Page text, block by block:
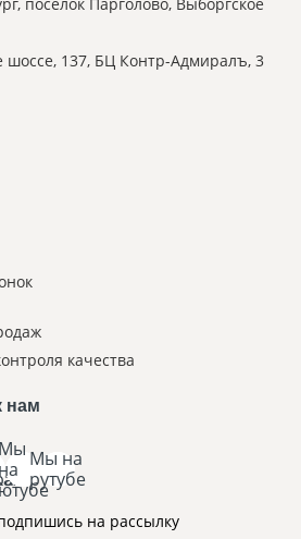
шоссе, 137, БЦ Контр-Адмиралъ, 3
качества
нам
Мы
на Мы на
рутубе
на рассылку
до 1 октября
льготной
срок кредита
1 октября (проект)
+2-2.5 п.п.»
прописка
в объекте